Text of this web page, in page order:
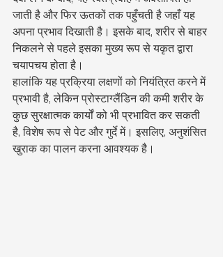
जाती है और फिर ऊतकों तक पहुँचती है जहाँ यह
अपना प्रभाव दिखाती है। इसके बाद, शरीर से बाहर
निकलने से पहले इसका मुख्य रूप से यकृत द्वारा
चयापचय होता है।
हालांकि यह प्रक्रिया लक्षणों को नियंत्रित करने में
प्रभावी है, लेकिन प्रोस्टाग्लैंडिन की कमी शरीर के
कुछ सुरक्षात्मक कार्यों को भी प्रभावित कर सकती
है, विशेष रूप से पेट और गुर्दे में। इसलिए, अनुशंसित
खुराक का पालन करना आवश्यक है।